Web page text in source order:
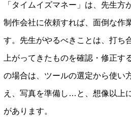
「タイムイズマネー」は、先生方
制作会社に依頼すれば、面倒な作
す。先生がやるべきことは、打ち
上がってきたものを確認・修正す
の場合は、ツールの選定から使い
え、写真を準備し…と、想像以上
があります。